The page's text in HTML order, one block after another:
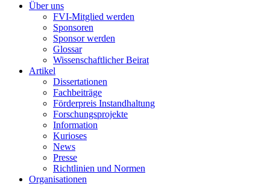
Über uns
FVI-Mitglied werden
Sponsoren
Sponsor werden
Glossar
Wissenschaftlicher Beirat
Artikel
Dissertationen
Fachbeiträge
Förderpreis Instandhaltung
Forschungsprojekte
Information
Kurioses
News
Presse
Richtlinien und Normen
Organisationen